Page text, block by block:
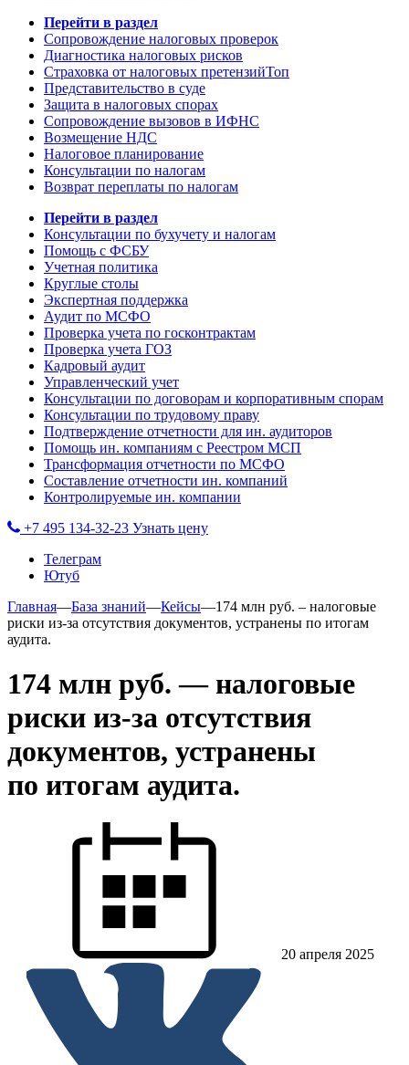
Перейти в раздел
Сопровождение налоговых проверок
Диагностика налоговых рисков
Страховка от налоговых претензийТоп
Представительство в суде
Защита в налоговых спорах
Сопровождение вызовов в ИФНС
Возмещение НДС
Налоговое планирование
Консультации по налогам
Возврат переплаты по налогам
Перейти в раздел
Консультации по бухучету и налогам
Помощь с ФСБУ
Учетная политика
Круглые столы
Экспертная поддержка
Аудит по МСФО
Проверка учета по госконтрактам
Проверка учета ГОЗ
Кадровый аудит
Управленческий учет
Консультации по договорам и корпоративным спорам
Консультации по трудовому праву
Подтверждение отчетности для ин. аудиторов
Помощь ин. компаниям с Реестром МСП
Трансформация отчетности по МСФО
Составление отчетности ин. компаний
Контролируемые ин. компании
+7 495 134-32-23 Узнать цену
Телеграм
Ютуб
Главная—База знаний—Кейсы—174 млн руб. – налоговые
риски из-за отсутствия документов, устранены по итогам
аудита.
174 млн руб. — налоговые
риски из-за отсутствия
документов, устранены
по итогам аудита.
20 апреля 2025